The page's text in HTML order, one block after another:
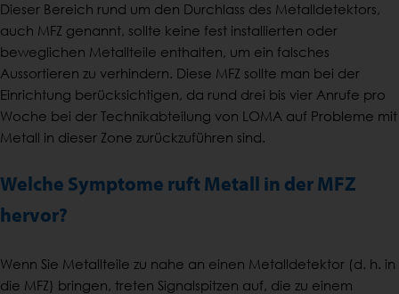
Dieser Bereich rund um den Durchlass des Metalldetektors,
auch MFZ genannt, sollte keine fest installierten oder
beweglichen Metallteile enthalten, um ein falsches
Aussortieren zu verhindern. Diese MFZ sollte man bei der
Einrichtung berücksichtigen, da rund drei bis vier Anrufe pro
Woche bei der Technikabteilung von LOMA auf Probleme mit
Metall in dieser Zone zurückzuführen sind.
Welche Symptome ruft Metall in der MFZ
hervor?
Wenn Sie Metallteile zu nahe an einen Metalldetektor (d. h. in
die MFZ) bringen, treten Signalspitzen auf, die zu einem